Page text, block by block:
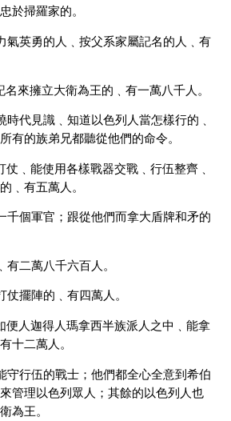
於掃羅家的。
氣英勇的人﹑按父系家屬記名的人﹑有
來擁立大衛為王的﹑有一萬八千人。
時代見識﹑知道以色列人當怎樣行的﹑
有的族弟兄都聽從他們的命令。
仗﹑能使用各樣戰器交戰﹑行伍整齊﹑
﹑有五萬人。
千個軍官；跟從他們而拿大盾牌和矛的
二萬八千六百人。
擺陣的﹑有四萬人。
便人迦得人瑪拿西半族派人之中﹑能拿
十二萬人。
守行伍的戰士；他們都全心全意到希伯
管理以色列眾人；其餘的以色列人也
為王。